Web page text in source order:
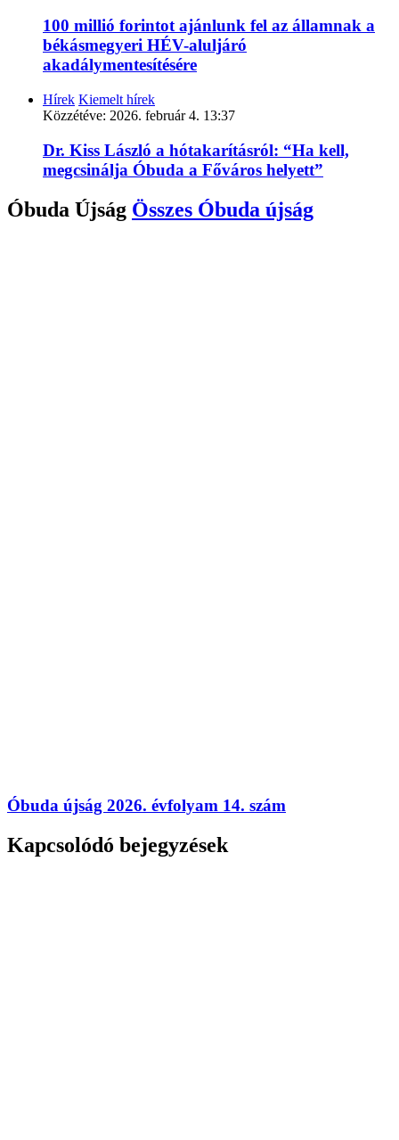
100 millió forintot ajánlunk fel az államnak a
békásmegyeri HÉV-aluljáró
akadálymentesítésére
Hírek Kiemelt hírek
Közzétéve: 2026. február 4. 13:37
Dr. Kiss László a hótakarításról: “Ha kell,
megcsinálja Óbuda a Főváros helyett”
Óbuda Újság Összes Óbuda újság
Óbuda újság 2026. évfolyam 14. szám
Kapcsolódó bejegyzések